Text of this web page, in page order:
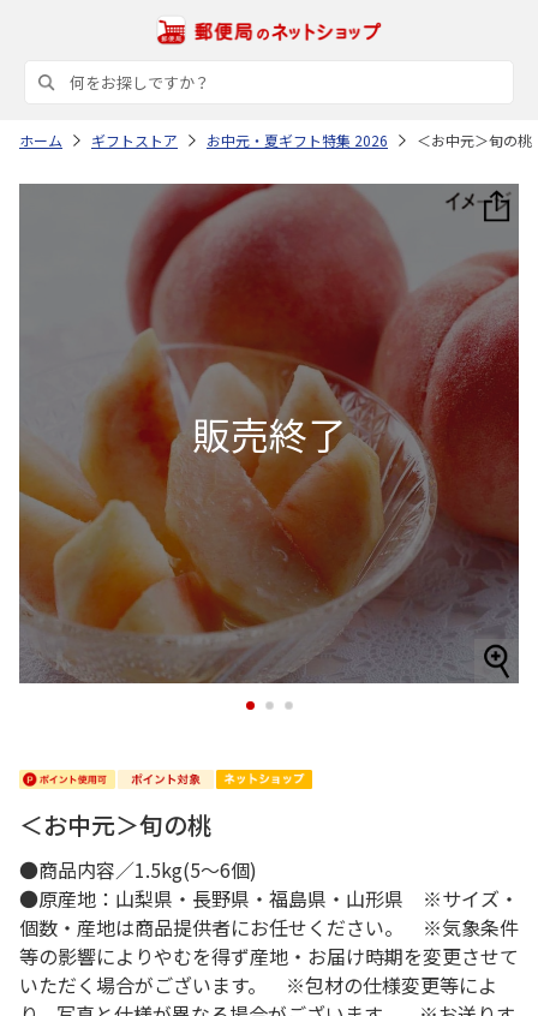
ホーム ギフトストア お中元・夏ギフト特集 2026 ＜お中元＞旬の桃
1 2 3
＜お中元＞旬の桃
●商品内容／1.5kg(5～6個)
●原産地：山梨県・長野県・福島県・山形県 ※サイズ・
個数・産地は商品提供者にお任せください。 ※気象条件
等の影響によりやむを得ず産地・お届け時期を変更させて
いただく場合がございます。 ※包材の仕様変更等によ